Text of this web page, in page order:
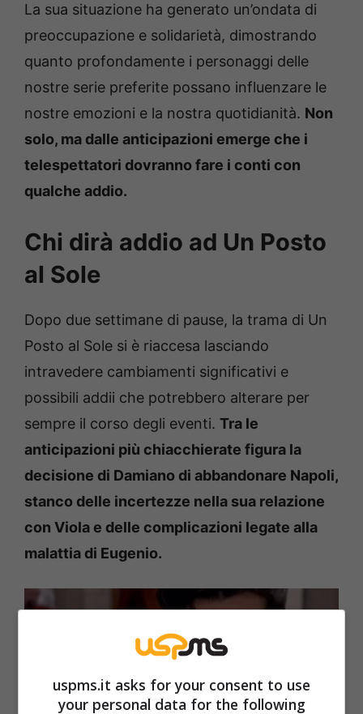
La sua situazione ha generato un’ondata di
preoccupazione e solidarietà, dimostrando
quanto profondamente i personaggi delle
nostre serie preferite possano influenzare le
nostre emozioni e la nostra quotidianità. Non
solo, ma dalle anticipazioni emerge che i
telespettatori dovranno fare i conti con
qualche addio.
Chi dirà addio ad Un Posto
al Sole
Dopo due settimane di pause, la trama di Un
Posto al Sole si è riaccesa lasciando
intravedere cambiamenti significativi e
possibili addii che potrebbero alterare per
sempre il corso degli eventi. Tra le
anticipazioni più chiacchierate figura la
decisione di Damiano di abbandonare Napoli,
stanco delle incertezze nella sua relazione
con Viola e delle complicazioni legate alla
malattia di Eugenio.
uspms.it asks for your consent to use
your personal data for the following